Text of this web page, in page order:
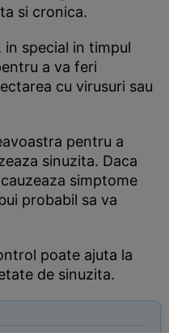
si cronica.
special in timpul
a va feri
cu virusuri sau
pentru a
sinuzita. Daca
simptome
probabil sa va
poate ajuta la
de sinuzita.